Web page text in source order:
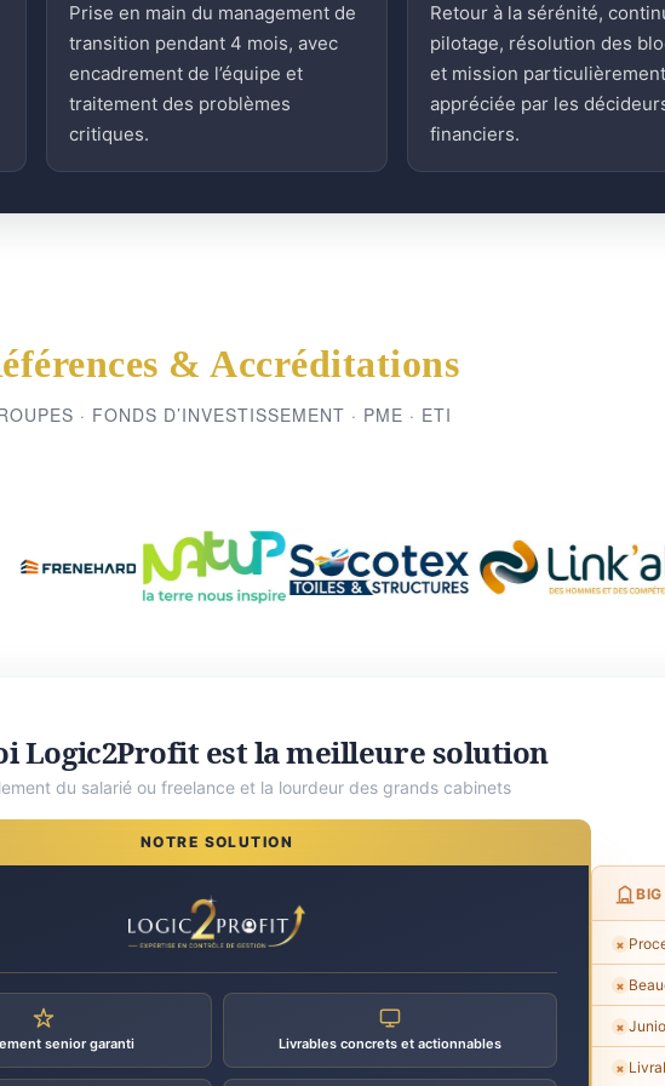
Prise en main du management de
transition pendant 4 mois, avec
encadrement de l’équipe et
traitement des problèmes
critiques.
Retour à la sérénité,
pilotage, résolution des
et mission particulièrement
appréciée par les
financiers.
& Accréditations
· FONDS D’INVESTISSEMENT · PME · ETI
Logic2Profit est la meilleure solution
du salarié ou freelance et la lourdeur des grands cabinets
NOTRE SOLUTION
senior garanti Livrables concrets et actionnables
✗
✗
✗
✗